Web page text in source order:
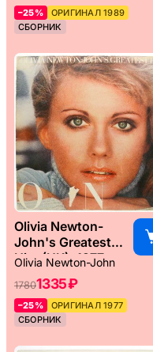
–25%
ОРИГИНАЛ 1989
СБОРНИК
Olivia Newton-
John's Greatest
Hits (UK), 1977
Olivia Newton-John
17801335 ₽
–25%
ОРИГИНАЛ 1977
СБОРНИК